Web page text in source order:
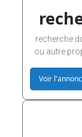
recherche
ou autre
Voir